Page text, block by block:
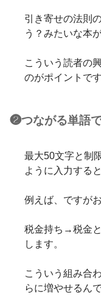
引き寄せの法則
う？みたいな本
こういう読者の
のがポイントです
❷つながる単語
最大50文字と制
ように入力する
例えば、ですが
税金持ち→税金
します。
こういう組み合
らに増やせるんで